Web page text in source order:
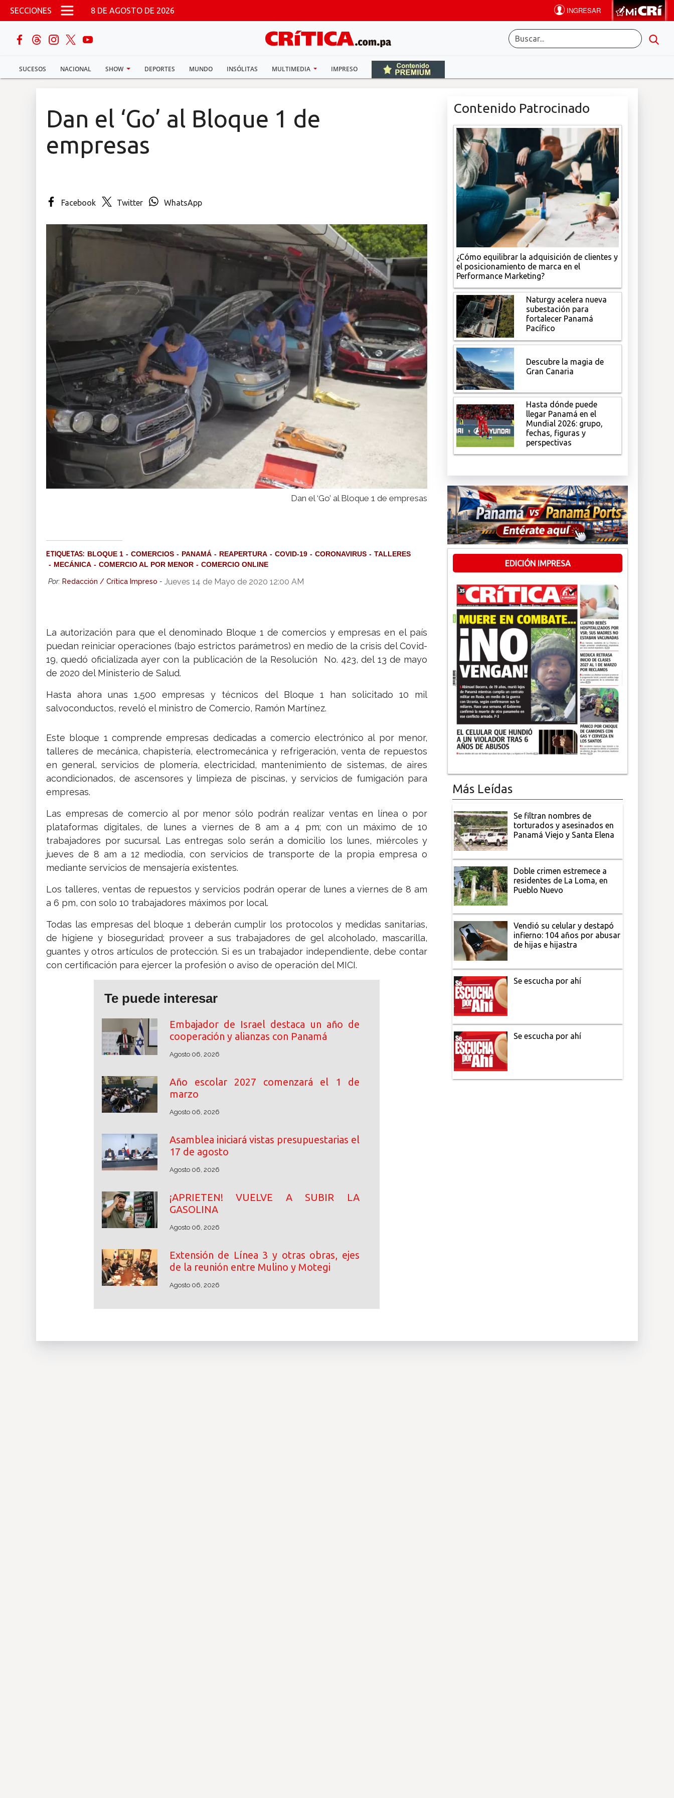
Pasar al contenido principal
SECCIONES 8 DE AGOSTO DE 2026
SUCESOS NACIONAL SHOW DEPORTES MUNDO INSÓLITAS MULTIMEDIA IMPRESO
buscar
Sucesos
Dan el ‘Go’ al Bloque 1 de
empresas
Facebook Twitter WhatsApp
Dan el ‘Go’ al Bloque 1 de empresas
ETIQUETAS: BLOQUE 1 COMERCIOS PANAMÁ REAPERTURA COVID-19 CORONAVIRUS
TALLERES
MECÁNICA
COMERCIO AL POR MENOR COMERCIO ONLINE
Por: Redacción / Crítica Impreso - Jueves 14 de Mayo de 2020 12:00 AM
La autorización para que el denominado Bloque 1 de comercios y empresas en el país
puedan reiniciar operaciones (bajo estrictos parámetros) en medio de la crisis del Covid-
19, quedó oficializada ayer con la publicación de la Resolución No. 423, del 13 de mayo
de 2020 del Ministerio de Salud.
Hasta ahora unas 1,500 empresas y técnicos del Bloque 1 han solicitado 10 mil
salvoconductos, reveló el ministro de Comercio, Ramón Martínez.
Este bloque 1 comprende empresas dedicadas a comercio electrónico al por menor,
talleres de mecánica, chapistería, electromecánica y refrigeración, venta de repuestos
en general, servicios de plomería, electricidad, mantenimiento de sistemas, de aires
acondicionados, de ascensores y limpieza de piscinas, y servicios de fumigación para
empresas.
Las empresas de comercio al por menor sólo podrán realizar ventas en línea o por
plataformas digitales, de lunes a viernes de 8 am a 4 pm; con un máximo de 10
trabajadores por sucursal. Las entregas solo serán a domicilio los lunes, miércoles y
jueves de 8 am a 12 mediodía, con servicios de transporte de la propia empresa o
mediante servicios de mensajería existentes.
Los talleres, ventas de repuestos y servicios podrán operar de lunes a viernes de 8 am
a 6 pm, con solo 10 trabajadores máximos por local.
Todas las empresas del bloque 1 deberán cumplir los protocolos y medidas sanitarias,
de higiene y bioseguridad; proveer a sus trabajadores de gel alcoholado, mascarilla,
guantes y otros artículos de protección. Si es un trabajador independiente, debe contar
con certificación para ejercer la profesión o aviso de operación del MICI.
Te puede interesar
Embajador de Israel destaca un año de
cooperación y alianzas con Panamá
Agosto 06, 2026
Año escolar 2027 comenzará el 1 de
marzo
Agosto 06, 2026
Asamblea iniciará vistas presupuestarias el
17 de agosto
Agosto 06, 2026
¡APRIETEN! VUELVE A SUBIR LA
GASOLINA
Agosto 06, 2026
Extensión de Línea 3 y otras obras, ejes
de la reunión entre Mulino y Motegi
Agosto 06, 2026
Contenido Patrocinado
¿Cómo equilibrar la adquisición de clientes y
el posicionamiento de marca en el
Performance Marketing?
Naturgy acelera nueva
subestación para
fortalecer Panamá
Pacífico
Descubre la magia de
Gran Canaria
Hasta dónde puede
llegar Panamá en el
Mundial 2026: grupo,
fechas, figuras y
perspectivas
EDICIÓN IMPRESA
Más Leídas
Se filtran nombres de
torturados y asesinados en
Panamá Viejo y Santa Elena
Doble crimen estremece a
residentes de La Loma, en
Pueblo Nuevo
Vendió su celular y destapó
infierno: 104 años por abusar
de hijas e hijastra
Se escucha por ahí
Se escucha por ahí